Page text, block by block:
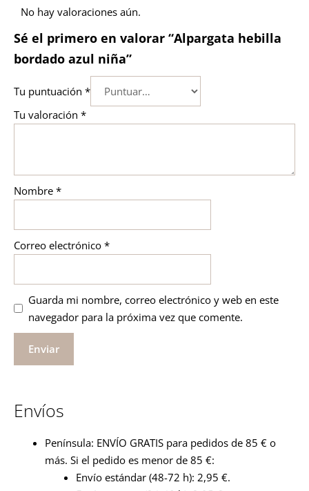
No hay valoraciones aún.
Sé el primero en valorar “Alpargata hebilla
bordado azul niña”
Tu puntuación *
Tu valoración *
Nombre *
Correo electrónico *
Guarda mi nombre, correo electrónico y web en este
navegador para la próxima vez que comente.
Envíos
Península: ENVÍO GRATIS para pedidos de 85 € o
más. Si el pedido es menor de 85 €:
Envío estándar (48-72 h): 2,95 €.